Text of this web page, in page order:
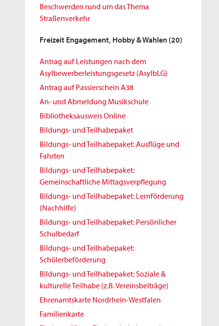
Beschwerden rund um das Thema
Straßenverkehr
Freizeit Engagement, Hobby & Wahlen (20)
Antrag auf Leistungen nach dem
Asylbewerberleistungsgesetz (AsylbLG)
Antrag auf Passierschein A38
An- und Abmeldung Musikschule
Bibliotheksausweis Online
Bildungs- und Teilhabepaket
Bildungs- und Teilhabepaket: Ausflüge und
Fahrten
Bildungs- und Teilhabepaket:
Gemeinschaftliche Mittagsverpflegung
Bildungs- und Teilhabepaket: Lernförderung
(Nachhilfe)
Bildungs- und Teilhabepaket: Persönlicher
Schulbedarf
Bildungs- und Teilhabepaket:
Schülerbeförderung
Bildungs- und Teilhabepaket: Soziale &
kulturelle Teilhabe (z.B. Vereinsbeiträge)
Ehrenamtskarte Nordrhein-Westfalen
Familienkarte